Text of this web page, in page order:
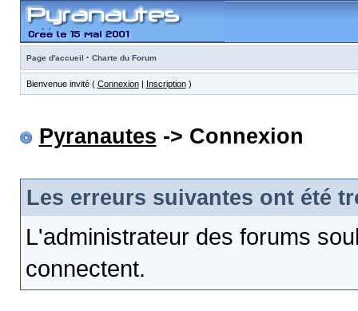
Page d'accueil · Charte du Forum
Bienvenue invité ( Connexion| Inscription)
Pyranautes -> Connexion
Les erreurs suivantes ont été
L'administrateur des forums
connectent.